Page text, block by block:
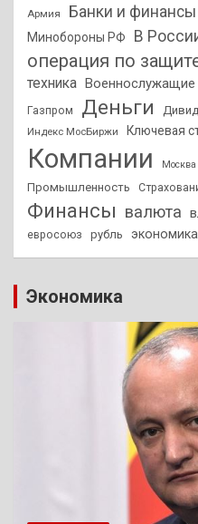
Армия Банки и финансы
Минобороны РФ
В
операция по
техника
Военнослужащие
Газпром Деньги
Индекс МосБиржи Ключевая
Компании Москва
Промышленность
Финансы валюта
евросоюз рубль
Экономика